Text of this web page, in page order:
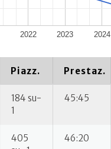
2022 2023 2024
Piazz. Prestaz.
184 su-
1
45:45
405
46:20